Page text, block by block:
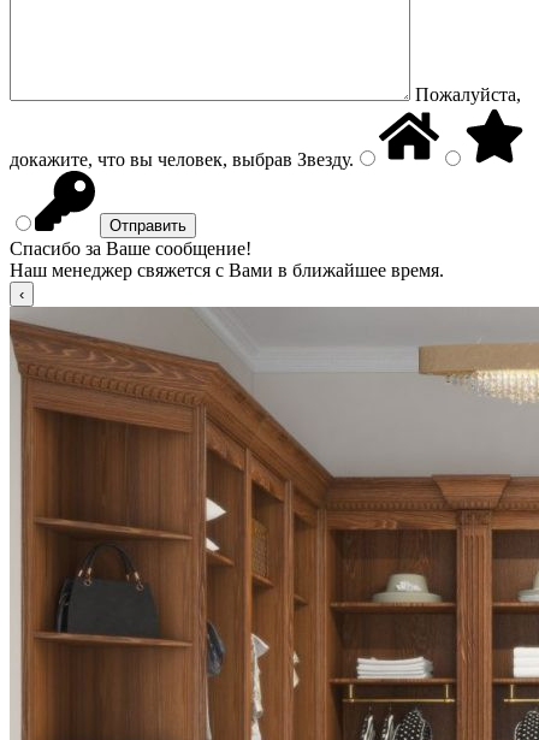
Пожалуйста,
докажите, что вы человек, выбрав Звезду.
Спасибо за Ваше сообщение!
Наш менеджер свяжется с Вами в ближайшее время.